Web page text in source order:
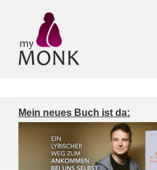
Mein neues Buch ist da: